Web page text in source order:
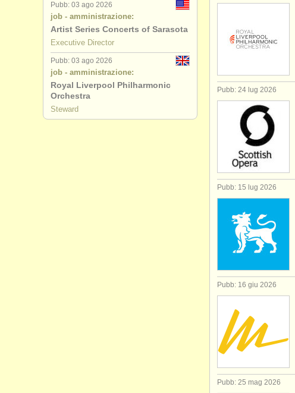
Pubb: 24 lug 2026
Pubb: 15 lug 2026
Pubb: 16 giu 2026
Pubb: 25 mag 2026
Pubb: 03 ago 2026
job - amministrazione:
Artist Series Concerts of Sarasota
Executive Director
Pubb: 03 ago 2026
job - amministrazione:
Royal Liverpool Philharmonic
Orchestra
Steward